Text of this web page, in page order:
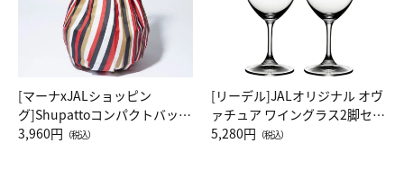
[マーナxJALショッピン
グ]Shupattoコンパクトバッグ
Drop JAL客室乗務員（LC）ス
3,960円 （税込）
[リーデル]JALオリジナル オヴ
ァチュア ワイングラス2脚セッ
ト（レッドワイン）
5,280円 （税込）